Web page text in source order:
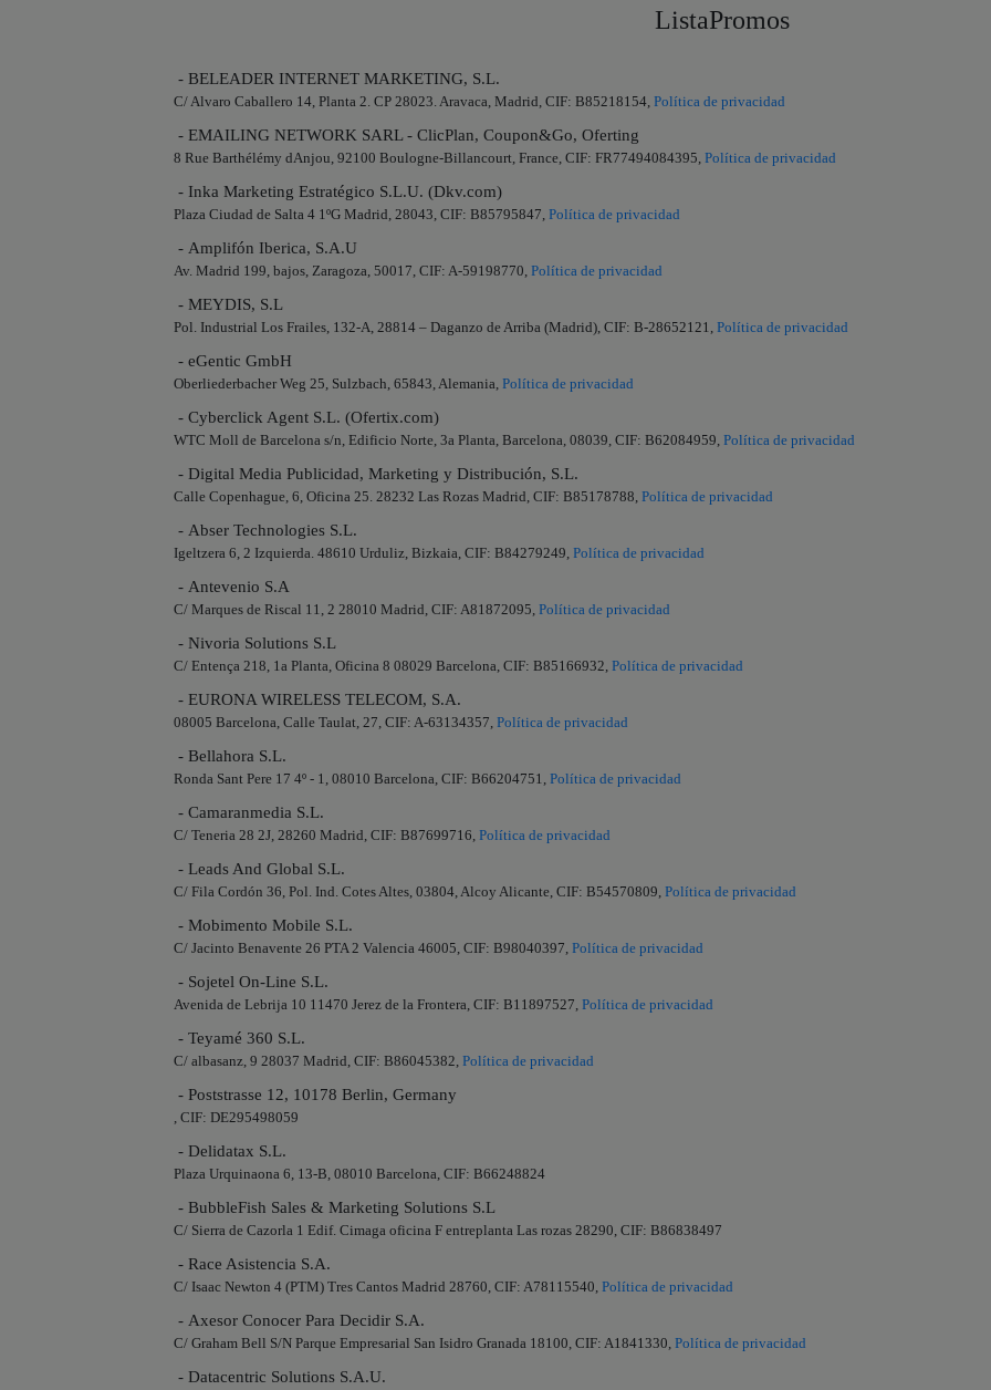
ListaPromos
- BELEADER INTERNET MARKETING, S.L.
C/ Alvaro Caballero 14, Planta 2. CP 28023. Aravaca, Madrid, CIF: B85218154, Política de privacidad
- EMAILING NETWORK SARL - ClicPlan, Coupon&Go, Oferting
8 Rue Barthélémy dAnjou, 92100 Boulogne-Billancourt, France, CIF: FR77494084395, Política de privacidad
- Inka Marketing Estratégico S.L.U. (Dkv.com)
Plaza Ciudad de Salta 4 1ºG Madrid, 28043, CIF: B85795847, Política de privacidad
- Amplifón Iberica, S.A.U
Av. Madrid 199, bajos, Zaragoza, 50017, CIF: A-59198770, Política de privacidad
- MEYDIS, S.L
Pol. Industrial Los Frailes, 132-A, 28814 – Daganzo de Arriba (Madrid), CIF: B-28652121, Política de privacidad
- eGentic GmbH
Oberliederbacher Weg 25, Sulzbach, 65843, Alemania, Política de privacidad
- Cyberclick Agent S.L. (Ofertix.com)
WTC Moll de Barcelona s/n, Edificio Norte, 3a Planta, Barcelona, 08039, CIF: B62084959, Política de privacidad
- Digital Media Publicidad, Marketing y Distribución, S.L.
Calle Copenhague, 6, Oficina 25. 28232 Las Rozas Madrid, CIF: B85178788, Política de privacidad
- Abser Technologies S.L.
Igeltzera 6, 2 Izquierda. 48610 Urduliz, Bizkaia, CIF: B84279249, Política de privacidad
- Antevenio S.A
C/ Marques de Riscal 11, 2 28010 Madrid, CIF: A81872095, Política de privacidad
- Nivoria Solutions S.L
C/ Entença 218, 1a Planta, Oficina 8 08029 Barcelona, CIF: B85166932, Política de privacidad
- EURONA WIRELESS TELECOM, S.A.
08005 Barcelona, Calle Taulat, 27, CIF: A-63134357, Política de privacidad
- Bellahora S.L.
Ronda Sant Pere 17 4º - 1, 08010 Barcelona, CIF: B66204751, Política de privacidad
- Camaranmedia S.L.
C/ Teneria 28 2J, 28260 Madrid, CIF: B87699716, Política de privacidad
- Leads And Global S.L.
C/ Fila Cordón 36, Pol. Ind. Cotes Altes, 03804, Alcoy Alicante, CIF: B54570809, Política de privacidad
- Mobimento Mobile S.L.
C/ Jacinto Benavente 26 PTA 2 Valencia 46005, CIF: B98040397, Política de privacidad
- Sojetel On-Line S.L.
Avenida de Lebrija 10 11470 Jerez de la Frontera, CIF: B11897527, Política de privacidad
- Teyamé 360 S.L.
C/ albasanz, 9 28037 Madrid, CIF: B86045382, Política de privacidad
- Poststrasse 12, 10178 Berlin, Germany
, CIF: DE295498059
- Delidatax S.L.
Plaza Urquinaona 6, 13-B, 08010 Barcelona, CIF: B66248824
- BubbleFish Sales & Marketing Solutions S.L
C/ Sierra de Cazorla 1 Edif. Cimaga oficina F entreplanta Las rozas 28290, CIF: B86838497
- Race Asistencia S.A.
C/ Isaac Newton 4 (PTM) Tres Cantos Madrid 28760, CIF: A78115540, Política de privacidad
- Axesor Conocer Para Decidir S.A.
C/ Graham Bell S/N Parque Empresarial San Isidro Granada 18100, CIF: A1841330, Política de privacidad
- Datacentric Solutions S.A.U.